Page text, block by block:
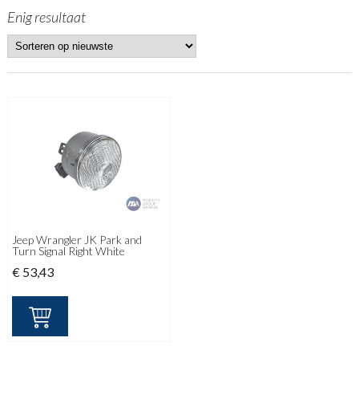
Enig resultaat
Jeep Wrangler JK Park and
Turn Signal Right White
€ 53,43